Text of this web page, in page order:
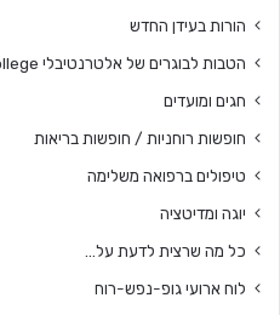
הורות בעידן החדש
הטבות לבוגרים של אלטרנטיבלי College
חגים ומועדים
חופשות רוחניות / חופשות בריאות
טיפולים ברפואה משלימה
יוגה ומדיטציה
כל מה שרצית לדעת על…
לוח ארועי גופ-נפש-רוח